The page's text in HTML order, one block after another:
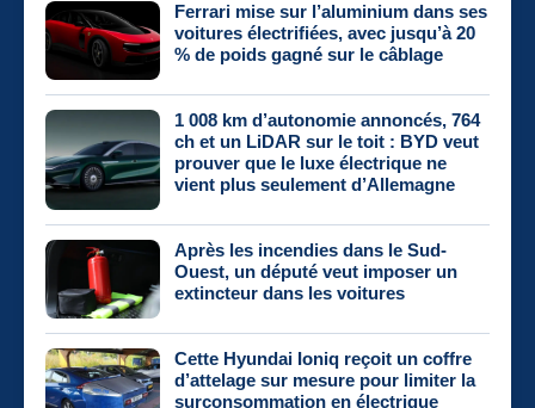
Ferrari mise sur l’aluminium dans ses
voitures électrifiées, avec jusqu’à 20
% de poids gagné sur le câblage
1 008 km d’autonomie annoncés, 764
ch et un LiDAR sur le toit : BYD veut
prouver que le luxe électrique ne
vient plus seulement d’Allemagne
Après les incendies dans le Sud-
Ouest, un député veut imposer un
extincteur dans les voitures
Cette Hyundai Ioniq reçoit un coffre
d’attelage sur mesure pour limiter la
surconsommation en électrique